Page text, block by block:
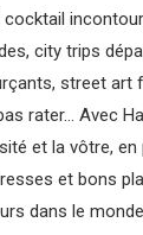
city trips
street art
rater... Avec
et la vôtre, en
et bons
dans le